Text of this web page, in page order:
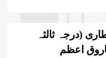
(درجہ ثالثہ
اعظم